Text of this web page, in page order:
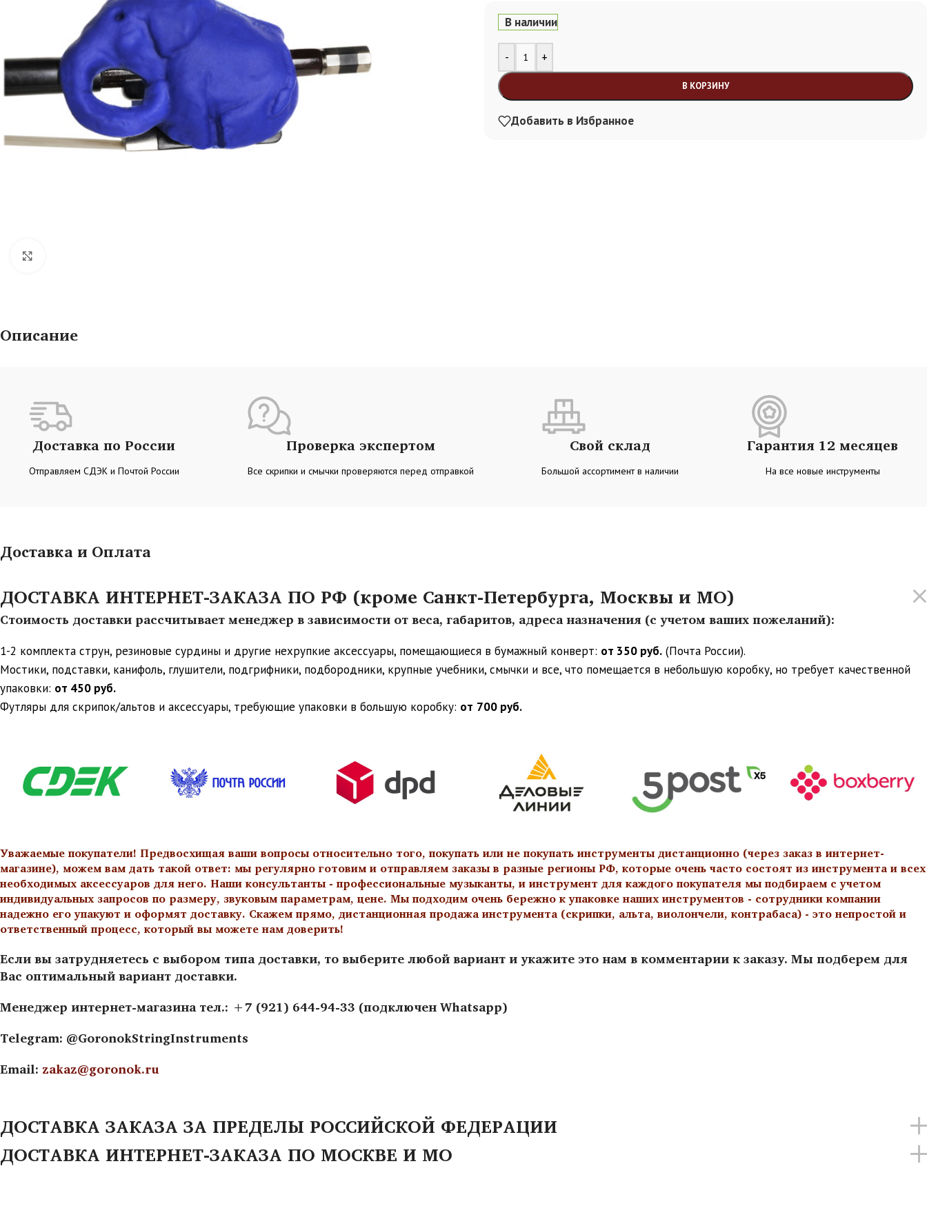
В наличии
- +
В КОРЗИНУ
Alternative:
Добавить в Избранное
Описание
Доставка по России
Отправляем СДЭК и Почтой России
Проверка экспертом
Все скрипки и смычки проверяются перед отправкой
Свой склад
Большой ассортимент в наличии
Гарантия 12 месяцев
На все новые инструменты
Доставка и Оплата
ДОСТАВКА ИНТЕРНЕТ-ЗАКАЗА ПО РФ (кроме Санкт-Петербурга, Москвы и МО)
Стоимость доставки рассчитывает менеджер в зависимости от веса, габаритов, адреса назначения (с учетом ваших пожеланий):
1-2 комплекта струн, резиновые сурдины и другие нехрупкие аксессуары, помещающиеся в бумажный конверт: от 350 руб. (Почта России).
Мостики, подставки, канифоль, глушители, подгрифники, подбородники, крупные учебники, смычки и все, что помещается в небольшую коробку, но требует качественной
упаковки: от 450 руб.
Футляры для скрипок/альтов и аксессуары, требующие упаковки в большую коробку: от 700 руб.
Уважаемые покупатели! Предвосхищая ваши вопросы относительно того, покупать или не покупать инструменты дистанционно (через заказ в интернет-
магазине), можем вам дать такой ответ: мы регулярно готовим и отправляем заказы в разные регионы РФ, которые очень часто состоят из инструмента и всех
необходимых аксессуаров для него. Наши консультанты - профессиональные музыканты, и инструмент для каждого покупателя мы подбираем с учетом
индивидуальных запросов по размеру, звуковым параметрам, цене. Мы подходим очень бережно к упаковке наших инструментов - сотрудники компании
надежно его упакуют и оформят доставку. Скажем прямо, дистанционная продажа инструмента (скрипки, альта, виолончели, контрабаса) - это непростой и
ответственный процесс, который вы можете нам доверить!
Если вы затрудняетесь с выбором типа доставки, то выберите любой вариант и укажите это нам в комментарии к заказу. Мы подберем для
Вас оптимальный вариант доставки.
Менеджер интернет-магазина тел.: +7 (921) 644-94-33 (подключен Whatsapp)
Telegram: @GoronokStringInstruments
Email: zakaz@goronok.ru
ДОСТАВКА ЗАКАЗА ЗА ПРЕДЕЛЫ РОССИЙСКОЙ ФЕДЕРАЦИИ
ДОСТАВКА ИНТЕРНЕТ-ЗАКАЗА ПО МОСКВЕ И МО